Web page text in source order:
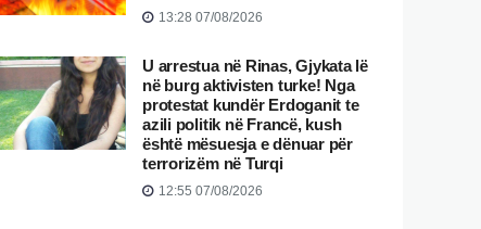
13:28 07/08/2026
U arrestua në Rinas, Gjykata lë
në burg aktivisten turke! Nga
protestat kundër Erdoganit te
azili politik në Francë, kush
është mësuesja e dënuar për
terrorizëm në Turqi
12:55 07/08/2026